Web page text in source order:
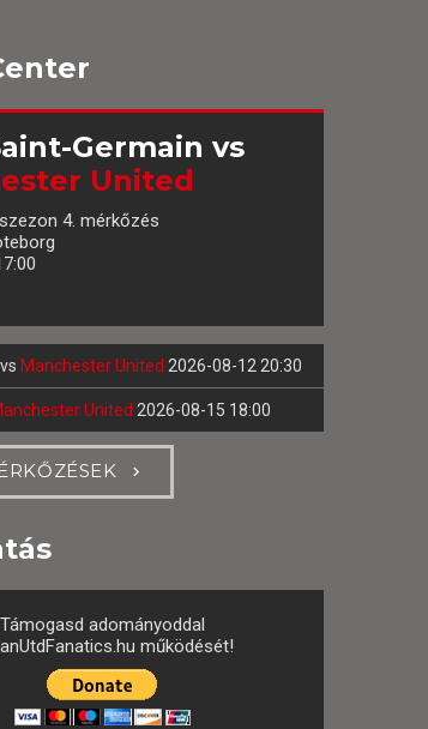
Germain vs
United
4. mérkőzés
vs Manchester United 2026-08-12 20:30
United 2026-08-15 18:00
Támogasd adományoddal
működését!